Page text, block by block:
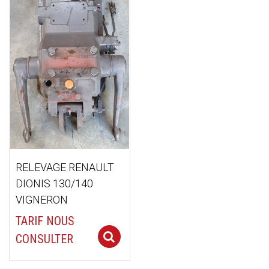
RELEVAGE RENAULT
DIONIS 130/140
VIGNERON
TARIF NOUS
CONSULTER